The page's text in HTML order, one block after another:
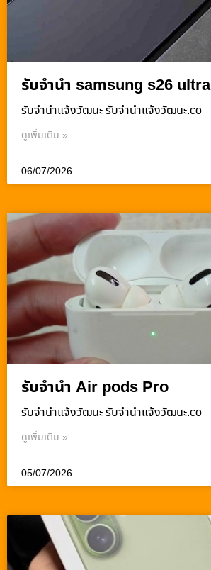
รับจำนำ samsung s26 ultra
รับจํานําแจ้งวัฒนะ รับจํานําแจ้งวัฒนะ.co
ดูเพิ่มเติม »
06/07/2026
รับจำนำ Air pods Pro
รับจํานําแจ้งวัฒนะ รับจํานําแจ้งวัฒนะ.co
ดูเพิ่มเติม »
05/07/2026